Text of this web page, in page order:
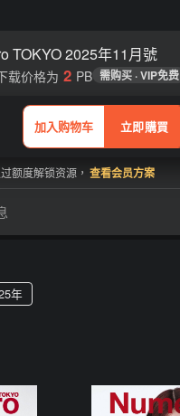
TOKYO 2025年11月號
加入购物车 立即購買
载价格为 2 PB 需购买 · VIP免费
额度解锁资源， 查看会员方案
年